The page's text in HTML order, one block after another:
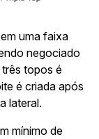
uma faixa
negociado
topos é
é criada após
lateral.
mínimo de